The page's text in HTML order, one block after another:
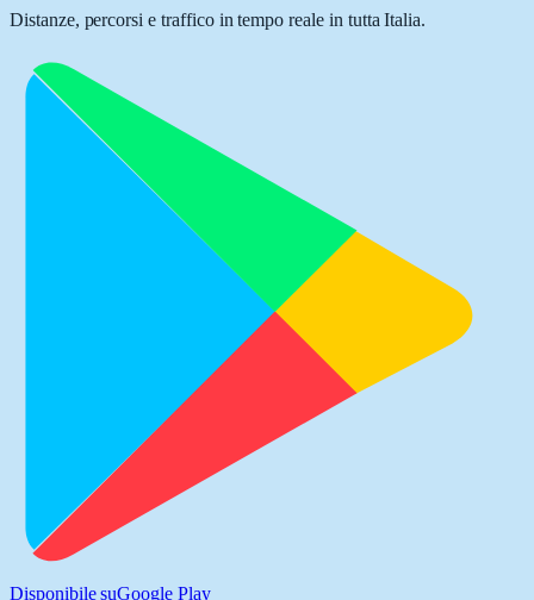
Distanze, percorsi e traffico in tempo reale in tutta Italia.
Disponibile suGoogle Play